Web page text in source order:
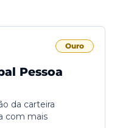
Ouro
Pessoa
da carteira
com mais